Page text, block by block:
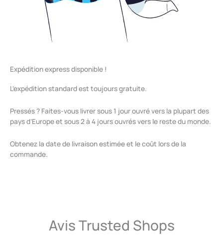
Expédition express disponible !
L’expédition standard est toujours gratuite.
Pressés ? Faites-vous livrer sous 1 jour ouvré vers la plupart des
pays d’Europe et sous 2 à 4 jours ouvrés vers le reste du monde.
Obtenez la date de livraison estimée et le coût lors de la
commande.
Avis Trusted Shops